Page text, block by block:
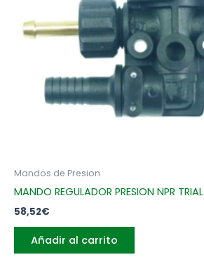
Mandos de Presion
MANDO REGULADOR PRESION NPR TRIAL
58,52€
Añadir al carrito